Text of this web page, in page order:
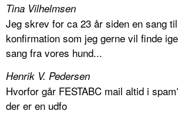
Tina Vilhelmsen
Jeg skrev for ca 23 år siden en sang
konfirmation som jeg gerne vil finde
sang fra vores hund...
Henrik V. Pedersen
Hvorfor går FESTABC mail altid i
der er en udfo